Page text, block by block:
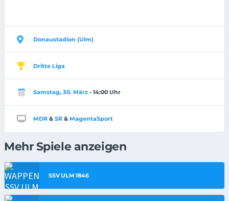
Donaustadion (Ulm)
Dritte Liga
Samstag, 30. März - 14:00 Uhr
MDR & SR & MagentaSport
Mehr Spiele anzeigen
SSV ULM 1846